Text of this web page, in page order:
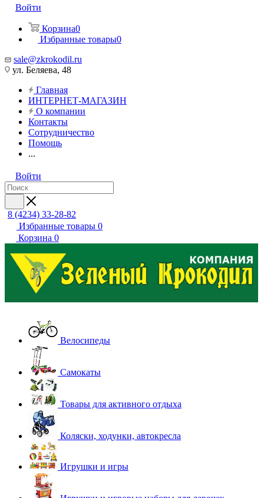
Войти
Корзина0
Избранные товары0
sale@zkrokodil.ru
ул. Беляева, 48
Главная
ИНТЕРНЕТ-МАГАЗИН
О компании
Контакты
Сотрудничество
Помощь
...
Войти
8 (4234) 33-28-82
Избранные товары 0
Корзина 0
Велосипеды
Самокаты
Товары для активного отдыха
Коляски, ходунки, автокресла
Игрушки и игры